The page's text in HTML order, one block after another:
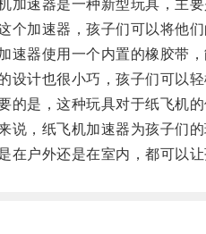
速器是一种新型玩具，主要
加速器，孩子们可以将他们
器使用一个内置的橡胶带，
计也很小巧，孩子们可以轻
是，这种玩具对于纸飞机的
，纸飞机加速器为孩子们的
户外还是在室内，都可以让